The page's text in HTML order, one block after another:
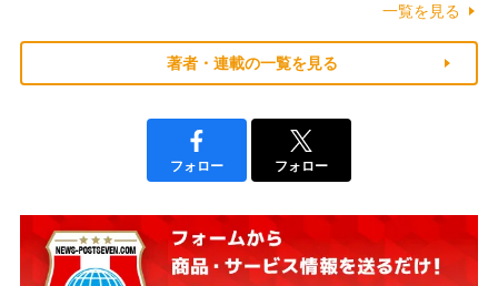
一覧を見る
著者・連載の一覧を見る
フォロー フォロー